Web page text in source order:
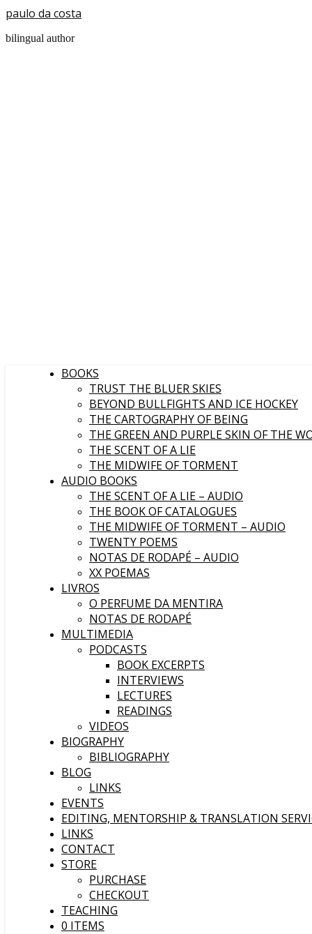
paulo da costa
bilingual author
BOOKS
TRUST THE BLUER SKIES
BEYOND BULLFIGHTS AND ICE HOCKEY
THE CARTOGRAPHY OF BEING
THE GREEN AND PURPLE SKIN OF THE
THE SCENT OF A LIE
THE MIDWIFE OF TORMENT
AUDIO BOOKS
THE SCENT OF A LIE – AUDIO
THE BOOK OF CATALOGUES
THE MIDWIFE OF TORMENT – AUDIO
TWENTY POEMS
NOTAS DE RODAPÉ – AUDIO
XX POEMAS
LIVROS
O PERFUME DA MENTIRA
NOTAS DE RODAPÉ
MULTIMEDIA
PODCASTS
BOOK EXCERPTS
INTERVIEWS
LECTURES
READINGS
VIDEOS
BIOGRAPHY
BIBLIOGRAPHY
BLOG
LINKS
EVENTS
EDITING, MENTORSHIP & TRANSLATION
LINKS
CONTACT
STORE
PURCHASE
CHECKOUT
TEACHING
0 ITEMS